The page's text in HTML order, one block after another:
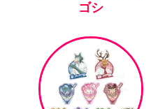
ゴシ